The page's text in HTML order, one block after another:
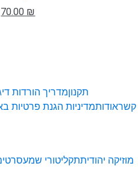
70.00 ₪
תקנוןמדריך הורדות
קשראודותמדיניות הגנת פרטיות
מוזיקה יהודיתתקליטורי שמע